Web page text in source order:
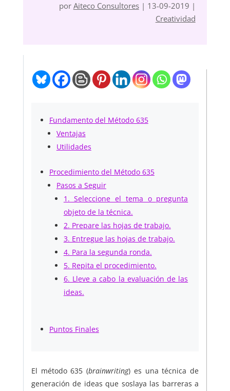
por Aiteco Consultores| 13-09-2019 |
Creatividad
Fundamento del Método 635
Ventajas
Utilidades
Procedimiento del Método 635
Pasos a Seguir
1. Seleccione el tema o pregunta
objeto de la técnica.
2. Prepare las hojas de trabajo.
3. Entregue las hojas de trabajo.
4. Para la segunda ronda.
5. Repita el procedimiento.
6. Lleve a cabo la evaluación de las
ideas.
Puntos Finales
El método 635 (brainwriting) es una técnica de
generación de ideas que soslaya las barreras a